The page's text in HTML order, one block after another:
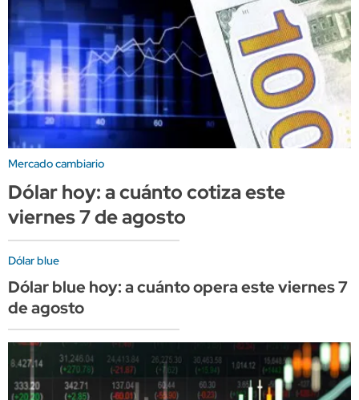
Mercado cambiario
Dólar hoy: a cuánto cotiza este
viernes 7 de agosto
Dólar blue
Dólar blue hoy: a cuánto opera este viernes 7
de agosto